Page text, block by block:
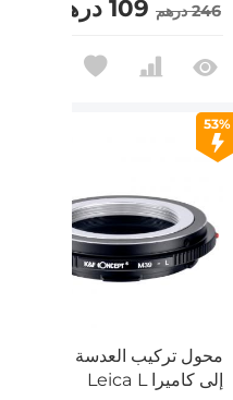
246 درهم 109 درهم
53%
إلى كاميرا Leica L